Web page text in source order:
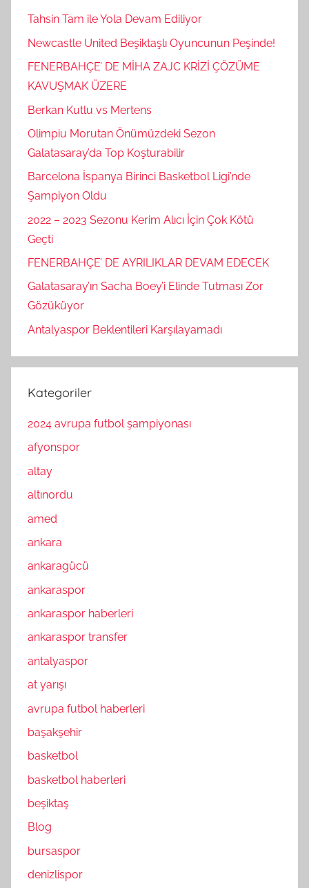
Tahsin Tam ile Yola Devam Ediliyor
Newcastle United Beşiktaşlı Oyuncunun Peşinde!
FENERBAHÇE’ DE MİHA ZAJC KRİZİ ÇÖZÜME
KAVUŞMAK ÜZERE
Berkan Kutlu vs Mertens
Olimpiu Morutan Önümüzdeki Sezon
Galatasaray’da Top Koşturabilir
Barcelona İspanya Birinci Basketbol Ligi’nde
Şampiyon Oldu
2022 – 2023 Sezonu Kerim Alıcı İçin Çok Kötü
Geçti
FENERBAHÇE’ DE AYRILIKLAR DEVAM EDECEK
Galatasaray’ın Sacha Boey’i Elinde Tutması Zor
Gözüküyor
Antalyaspor Beklentileri Karşılayamadı
Kategoriler
2024 avrupa futbol şampiyonası
afyonspor
altay
altınordu
amed
ankara
ankaragücü
ankaraspor
ankaraspor haberleri
ankaraspor transfer
antalyaspor
at yarışı
avrupa futbol haberleri
başakşehir
basketbol
basketbol haberleri
beşiktaş
Blog
bursaspor
denizlispor